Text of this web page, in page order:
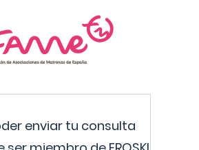
enviar tu consulta